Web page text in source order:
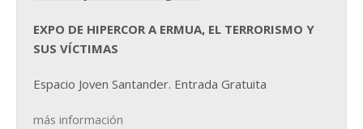
EXPO DE HIPERCOR A ERMUA, EL TERRORISMO Y
SUS VÍCTIMAS
Espacio Joven Santander. Entrada Gratuita
más información